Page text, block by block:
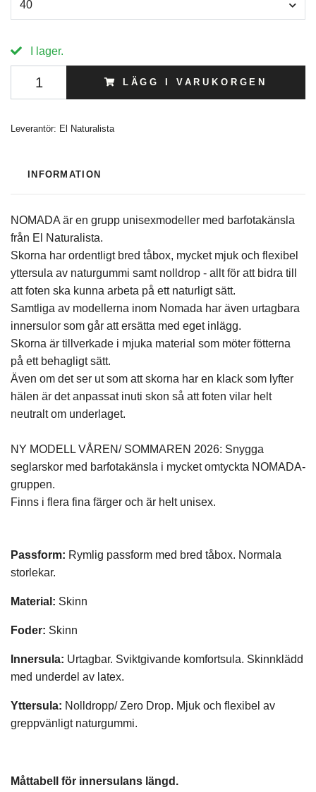
40
I lager.
LÄGG I VARUKORGEN
Leverantör: El Naturalista
INFORMATION
NOMADA är en grupp unisexmodeller med barfotakänsla
från El Naturalista.
Skorna har ordentligt bred tåbox, mycket mjuk och flexibel
yttersula av naturgummi samt nolldrop - allt för att bidra till
att foten ska kunna arbeta på ett naturligt sätt.
Samtliga av modellerna inom Nomada har även urtagbara
innersulor som går att ersätta med eget inlägg.
Skorna är tillverkade i mjuka material som möter fötterna
på ett behagligt sätt.
Även om det ser ut som att skorna har en klack som lyfter
hälen är det anpassat inuti skon så att foten vilar helt
neutralt om underlaget.
NY MODELL VÅREN/ SOMMAREN 2026: Snygga
seglarskor med barfotakänsla i mycket omtyckta NOMADA-
gruppen.
Finns i flera fina färger och är helt unisex.
Passform: Rymlig passform med bred tåbox. Normala
storlekar.
Material: Skinn
Foder: Skinn
Innersula: Urtagbar. Sviktgivande komfortsula. Skinnklädd
med underdel av latex.
Yttersula: Nolldropp/ Zero Drop. Mjuk och flexibel av
greppvänligt naturgummi.
Måttabell för innersulans längd.